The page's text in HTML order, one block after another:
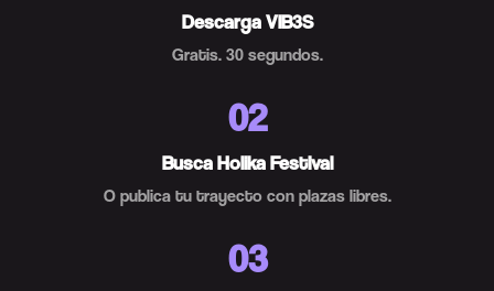
Descarga VIB3S
Gratis. 30 segundos.
02
Busca Holika Festival
O publica tu trayecto con plazas libres.
03